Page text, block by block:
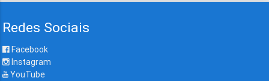
Redes Sociais
Facebook
Instagram
YouTube